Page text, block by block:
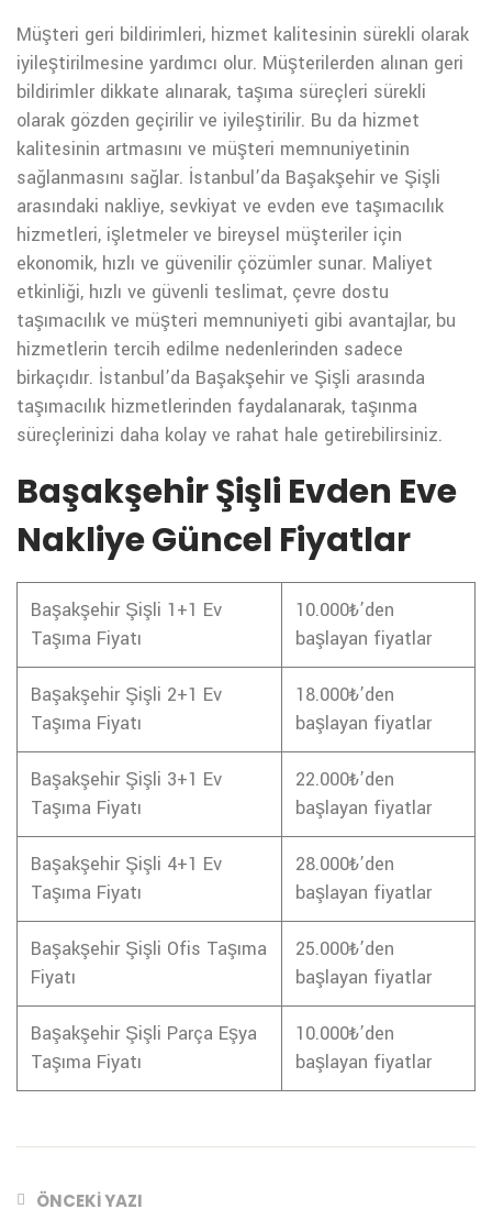
Müşteri geri bildirimleri, hizmet kalitesinin sürekli olarak
iyileştirilmesine yardımcı olur. Müşterilerden alınan geri
bildirimler dikkate alınarak, taşıma süreçleri sürekli
olarak gözden geçirilir ve iyileştirilir. Bu da hizmet
kalitesinin artmasını ve müşteri memnuniyetinin
sağlanmasını sağlar. İstanbul’da Başakşehir ve Şişli
arasındaki nakliye, sevkiyat ve evden eve taşımacılık
hizmetleri, işletmeler ve bireysel müşteriler için
ekonomik, hızlı ve güvenilir çözümler sunar. Maliyet
etkinliği, hızlı ve güvenli teslimat, çevre dostu
taşımacılık ve müşteri memnuniyeti gibi avantajlar, bu
hizmetlerin tercih edilme nedenlerinden sadece
birkaçıdır. İstanbul’da Başakşehir ve Şişli arasında
taşımacılık hizmetlerinden faydalanarak, taşınma
süreçlerinizi daha kolay ve rahat hale getirebilirsiniz.
Başakşehir Şişli Evden Eve
Nakliye Güncel Fiyatlar
Başakşehir Şişli 1+1 Ev
Taşıma Fiyatı
10.000₺’den
başlayan fiyatlar
Başakşehir Şişli 2+1 Ev
Taşıma Fiyatı
18.000₺’den
başlayan fiyatlar
Başakşehir Şişli 3+1 Ev
Taşıma Fiyatı
22.000₺’den
başlayan fiyatlar
Başakşehir Şişli 4+1 Ev
Taşıma Fiyatı
28.000₺’den
başlayan fiyatlar
Başakşehir Şişli Ofis Taşıma
Fiyatı
25.000₺’den
başlayan fiyatlar
Başakşehir Şişli Parça Eşya
Taşıma Fiyatı
10.000₺’den
başlayan fiyatlar
ÖNCEKI YAZI